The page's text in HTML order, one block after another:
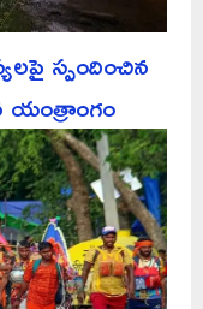
స్పందించిన
యంత్రాంగం